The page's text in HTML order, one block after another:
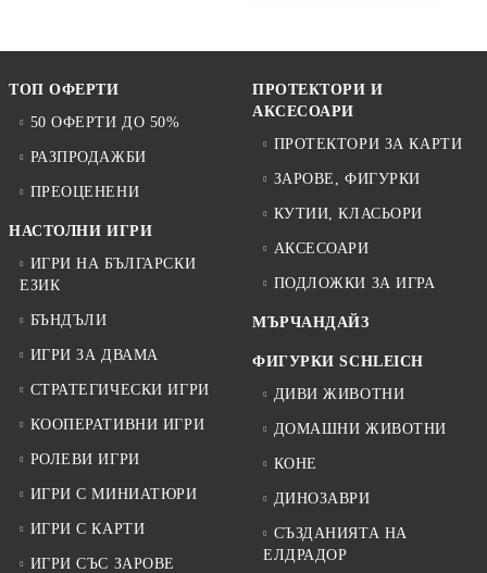
ТОП ОФЕРТИ
50 ОФЕРТИ ДО 50%
РАЗПРОДАЖБИ
ПРЕОЦЕНЕНИ
НАСТОЛНИ ИГРИ
ИГРИ НА БЪЛГАРСКИ
ЕЗИК
БЪНДЪЛИ
ИГРИ ЗА ДВАМА
СТРАТЕГИЧЕСКИ ИГРИ
КООПЕРАТИВНИ ИГРИ
РОЛЕВИ ИГРИ
ИГРИ С МИНИАТЮРИ
ИГРИ С КАРТИ
ИГРИ СЪС ЗАРОВЕ
ПРОТЕКТОРИ И
АКСЕСОАРИ
ПРОТЕКТОРИ ЗА КАРТИ
ЗАРОВЕ, ФИГУРКИ
КУТИИ, КЛАСЬОРИ
АКСЕСОАРИ
ПОДЛОЖКИ ЗА ИГРА
МЪРЧАНДАЙЗ
ФИГУРКИ SCHLEICH
ДИВИ ЖИВОТНИ
ДОМАШНИ ЖИВОТНИ
КОНЕ
ДИНОЗАВРИ
СЪЗДАНИЯТА НА
ЕЛДРАДОР